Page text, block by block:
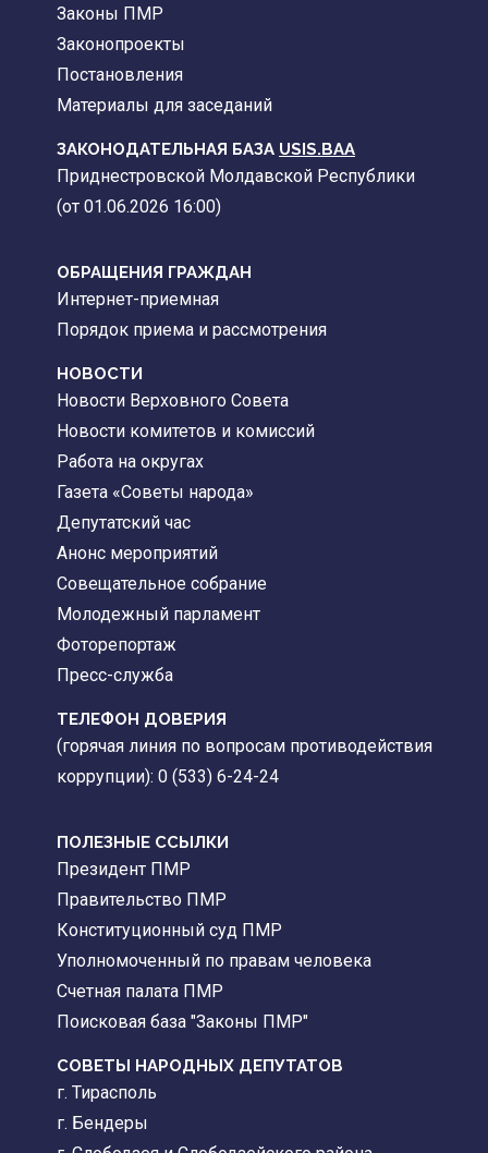
Законы ПМР
Законопроекты
Постановления
Материалы для заседаний
ЗАКОНОДАТЕЛЬНАЯ БАЗА USIS.BAA
Приднестровской Молдавской Республики
(от 01.06.2026 16:00)
ОБРАЩЕНИЯ ГРАЖДАН
Интернет-приемная
Порядок приема и рассмотрения
НОВОСТИ
Новости Верховного Совета
Новости комитетов и комиссий
Работа на округах
Газета «Советы народа»
Депутатский час
Анонс мероприятий
Совещательное собрание
Молодежный парламент
Фоторепортаж
Пресс-служба
ТЕЛЕФОН ДОВЕРИЯ
(горячая линия по вопросам противодействия
коррупции): 0 (533) 6-24-24
ПОЛЕЗНЫЕ ССЫЛКИ
Президент ПМР
Правительство ПМР
Конституционный суд ПМР
Уполномоченный по правам человека
Счетная палата ПМР
Поисковая база "Законы ПМР"
СОВЕТЫ НАРОДНЫХ ДЕПУТАТОВ
г. Тирасполь
г. Бендеры